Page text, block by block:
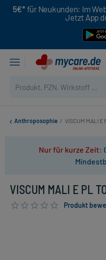
5€* für Neukunden: Im
Jetzt App
Anthroposophie / VISCUM MALI E
Nur für kurze Zeit:
VISCUM MALI E PL
Produkt